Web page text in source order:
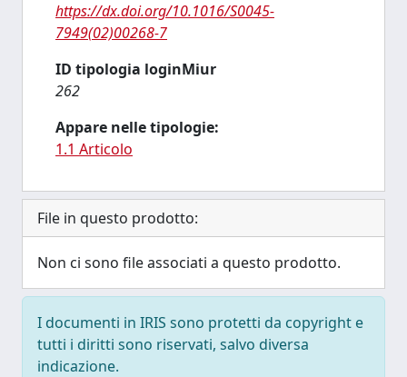
https://dx.doi.org/10.1016/S0045-
7949(02)00268-7
ID tipologia loginMiur
262
Appare nelle tipologie:
1.1 Articolo
File in questo prodotto:
Non ci sono file associati a questo prodotto.
I documenti in IRIS sono protetti da copyright e
tutti i diritti sono riservati, salvo diversa
indicazione.